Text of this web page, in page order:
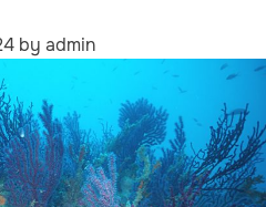
by admin